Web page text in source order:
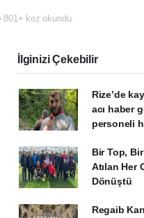
801+ kez okundu.
İlginizi Çekebilir
Rize’de
acı haber
personeli
Bir Top,
Atılan Her
Dönüştü
Regaib